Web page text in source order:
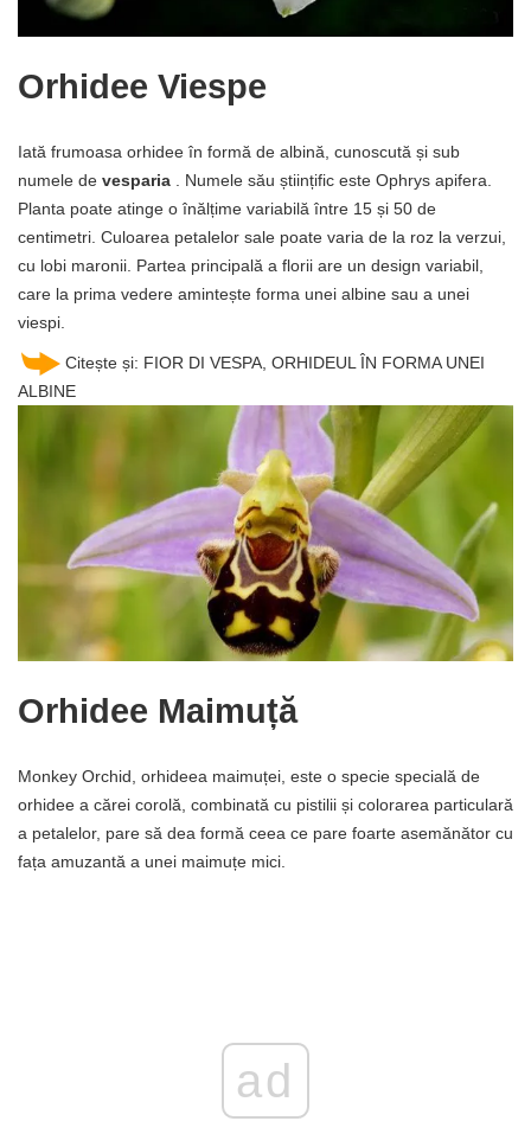
Orhidee Viespe
Iată frumoasa orhidee în formă de albină, cunoscută și sub
numele de vesparia . Numele său științific este Ophrys apifera.
Planta poate atinge o înălțime variabilă între 15 și 50 de
centimetri. Culoarea petalelor sale poate varia de la roz la verzui,
cu lobi maronii. Partea principală a florii are un design variabil,
care la prima vedere amintește forma unei albine sau a unei
viespi.
Citește și: FIOR DI VESPA, ORHIDEUL ÎN FORMA UNEI
ALBINE
Orhidee Maimuță
Monkey Orchid, orhideea maimuței, este o specie specială de
orhidee a cărei corolă, combinată cu pistilii și colorarea particulară
a petalelor, pare să dea formă ceea ce pare foarte asemănător cu
fața amuzantă a unei maimuțe mici.
ad